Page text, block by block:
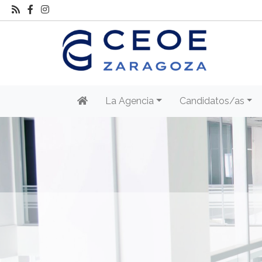
La Agencia Candidatos/as